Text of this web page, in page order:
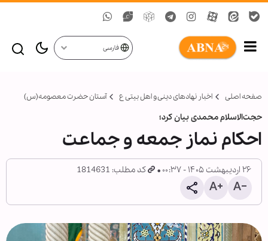
فارسی
صفحه اصلی اخبار نهادهای دینی و اهل بیتی ع آستان حضرت معصومه(س)
حجت‌الاسلام محمدی بیان کرد؛
احکام نماز جمعه و جماعت
۲۶ اردیبهشت ۱۴۰۵ - ۰۰:۳۷ کد مطلب: 1814631